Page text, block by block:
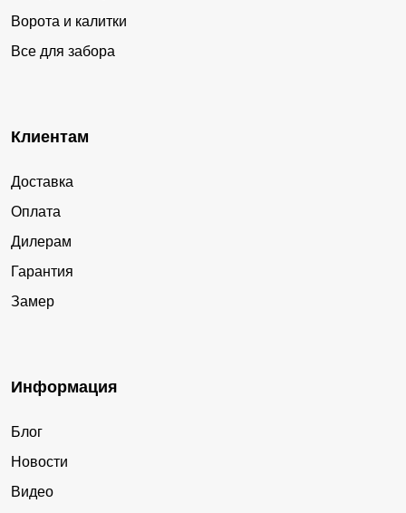
Ворота и калитки
Все для забора
Клиентам
Доставка
Оплата
Дилерам
Гарантия
Замер
Информация
Блог
Новости
Видео